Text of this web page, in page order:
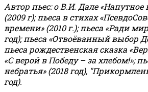
Автор пьес: о В.И. Дале «Напутное
(2009 г); пьеса в стихах
времени» (2010 г.); пьеса «Ради
год); пьеса «Отвоёванный выбор
пьеса рождественская сказка
«С верой в Победу – за хлебом!»;
небратья» (2018 год),
год).